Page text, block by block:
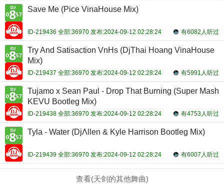
Save Me (Pice VinaHouse Mix)
有6082人听过
ID-219436 全部:36970 发布:2024-09-12 02:28:24
Try And Satisaction VnHs (DjThai Hoang VinaHouse
Mix)
有5991人听过
ID-219437 全部:36970 发布:2024-09-12 02:28:24
Tujamo x Sean Paul - Drop That Burning (Super Mash
KEVU Bootleg Mix)
有4753人听过
ID-219438 全部:36970 发布:2024-09-12 02:28:24
Tyla - Water (DjΛllen & Kyle Harrison Bootleg Mix)
有6007人听过
ID-219439 全部:36970 发布:2024-09-12 02:28:24
查看(天剑的其他舞曲)